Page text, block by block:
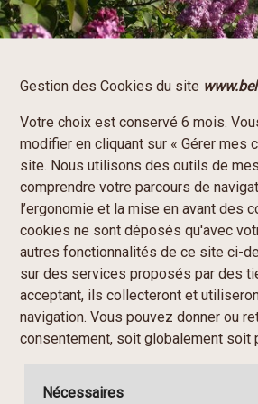
Gestion des Cookies du site
Votre choix est conservé 6 mois.
modifier en cliquant sur « Gérer mes
site. Nous utilisons des outils de
comprendre votre parcours de
l’ergonomie et la mise en avant des
cookies ne sont déposés qu'avec
autres fonctionnalités de ce site ci-
sur des services proposés par des
acceptant, ils collecteront et
navigation. Vous pouvez donner ou
consentement, soit globalement soit
Nécessaires